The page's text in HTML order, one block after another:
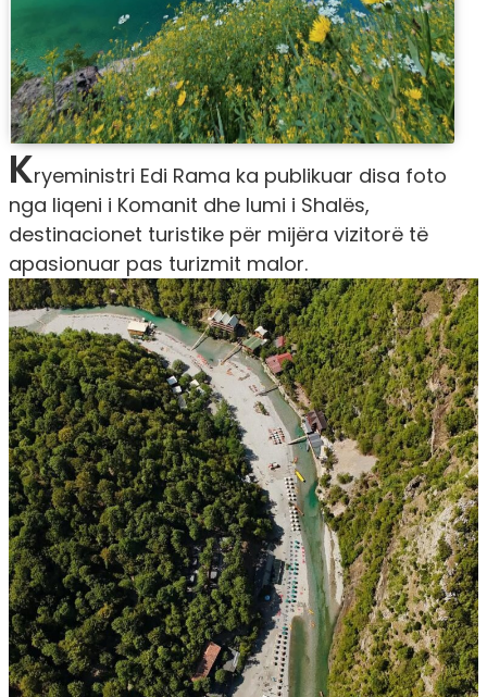
Kryeministri Edi Rama ka publikuar disa foto
nga liqeni i Komanit dhe lumi i Shalës,
destinacionet turistike për mijëra vizitorë të
apasionuar pas turizmit malor.